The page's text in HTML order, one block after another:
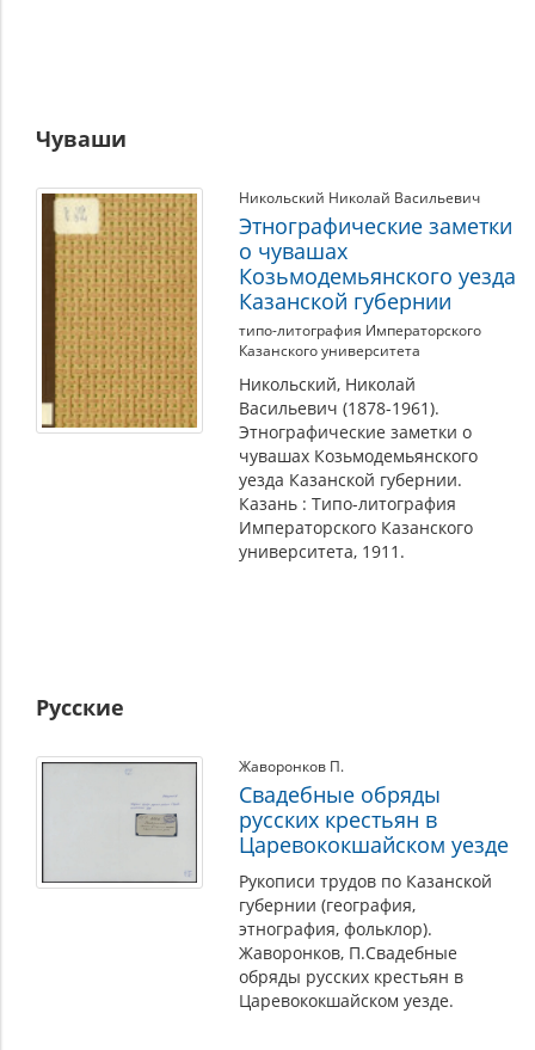
Чуваши
Никольский Николай Васильевич
Этнографические заметки
о чувашах
Козьмодемьянского уезда
Казанской губернии
типо-литография Императорского
Казанского университета
Никольский, Николай
Васильевич (1878-1961).
Этнографические заметки о
чувашах Козьмодемьянского
уезда Казанской губернии.
Казань : Типо-литография
Императорского Казанского
университета, 1911.
Русские
Жаворонков П.
Свадебные обряды
русских крестьян в
Царевококшайском уезде
Рукописи трудов по Казанской
губернии (география,
этнография, фольклор).
Жаворонков, П.Свадебные
обряды русских крестьян в
Царевококшайском уезде.